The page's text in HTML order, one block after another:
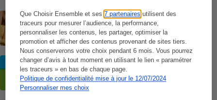
Que Choisir Ensemble et ses7 partenaires utilisent des
traceurs pour mesurer l’audience, la performance,
personnaliser les contenus, les partager, optimiser la
promotion et afficher des contenus provenant de sites tiers.
Nous conserverons votre choix pendant 6 mois. Vous pourrez
changer d’avis à tout moment en utilisant le lien « paramétrer
les traceurs » en bas de chaque page.
Politique de confidentialité mise à jour le 12/07/2024
Personnaliser mes choix
ACTUALITÉ
MaPrimeRénov’ : vers un sévère coup de
rabot à la rentrée pour les monogestes
CONSEILS
Arnaque à la rénovation énergétique -
Encore et toujours des abus